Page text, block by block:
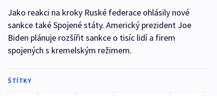
Jako reakci na kroky Ruské federace ohlásily nové
sankce také Spojené státy. Americký prezident Joe
Biden plánuje rozšířit sankce o tisíc lidí a firem
spojených s kremelským režimem.
ŠTÍTKY